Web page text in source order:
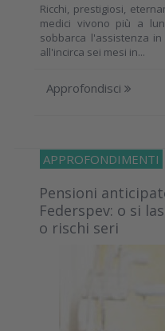
Ricchi, prestigiosi,
medici vivono più a
sobbarca l'assistenza
all'incirca sei mesi in...
Approfondisci
APPROFONDIMENTI
Pensioni
Federspev: o si
o rischi seri